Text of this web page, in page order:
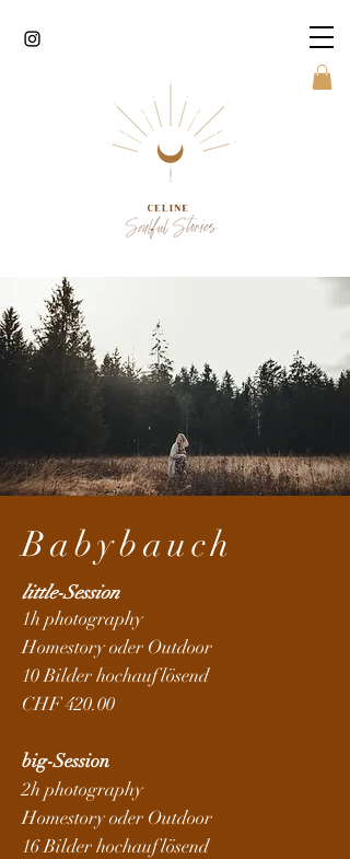
Babybauch
little-Session
1h photography
Homestory oder Outdoor
10 Bilder hochauflösend
CHF 420.00
big-Session
2h photography
Homestory oder Outdoor
16 Bilder hochauflösend